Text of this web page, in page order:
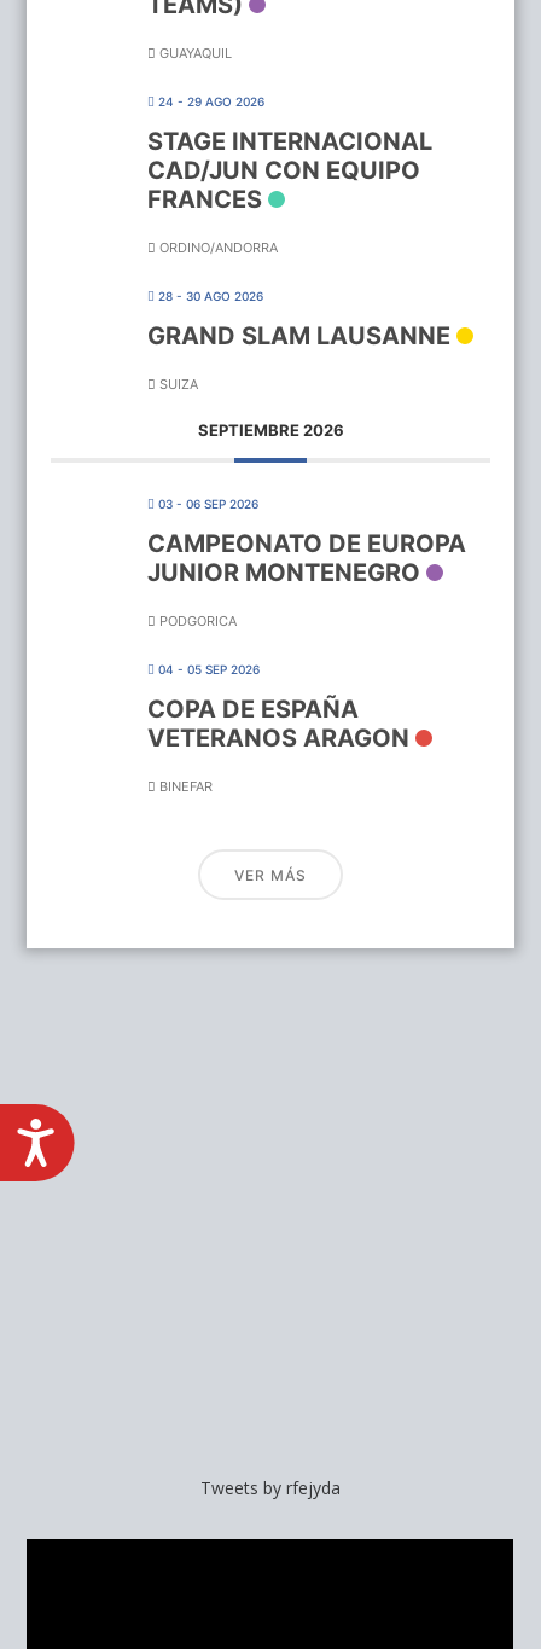
ACCESIBILIDAD
GUAYAQUIL
24 - 29 AGO 2026
STAGE INTERNACIONAL
CAD/JUN CON EQUIPO
FRANCES
ORDINO/ANDORRA
28 - 30 AGO 2026
GRAND SLAM LAUSANNE
SUIZA
SEPTIEMBRE 2026
03 - 06 SEP 2026
CAMPEONATO DE EUROPA
JUNIOR MONTENEGRO
PODGORICA
04 - 05 SEP 2026
COPA DE ESPAÑA
VETERANOS ARAGON
BINEFAR
VER MÁS
Tweets by rfejyda